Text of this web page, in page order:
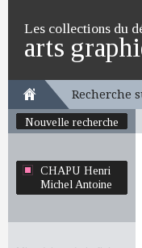
Les collections du
arts
Recherche
Nouvelle recherche
CHAPU Henri
Michel Antoine